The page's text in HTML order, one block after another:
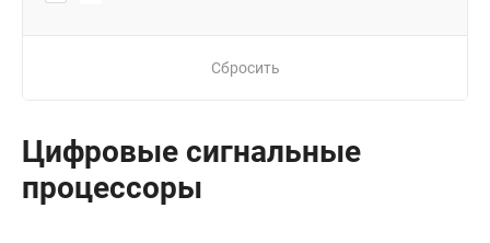
Сбросить
Цифровые сигнальные
процессоры